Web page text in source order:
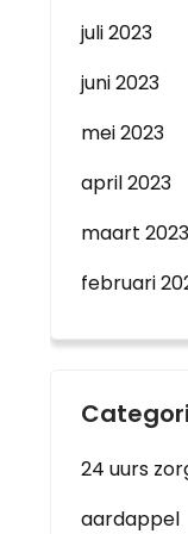
juli 2023
juni 2023
mei 2023
april 2023
maart 2023
februari
24 uurs
aardappel